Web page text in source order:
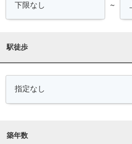
～
駅徒歩
築年数